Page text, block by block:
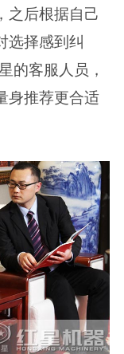
之后根据自己
选择感到纠
的客服人员，
身推荐更合适